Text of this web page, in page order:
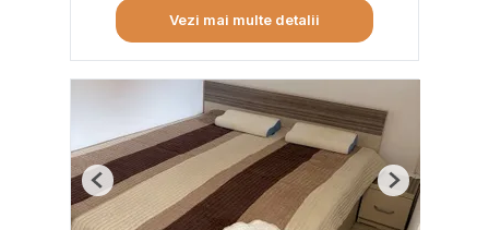
Vezi mai multe detalii
Previous Next